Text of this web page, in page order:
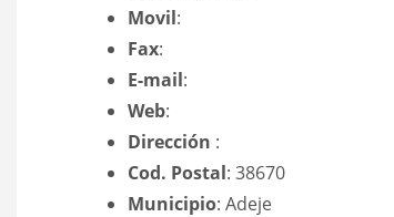
Movil:
Fax:
E-mail:
Web:
Dirección :
Cod. Postal: 38670
Municipio: Adeje